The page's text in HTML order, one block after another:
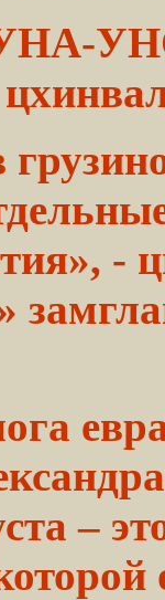
УНА-
-
–